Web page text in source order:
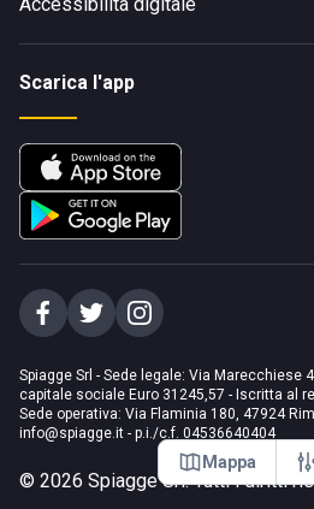
Mappa
Scarica l'app
Spiagge Srl - Sede legale: Via Marecchiese
capitale sociale Euro 31245,57 - Iscritta al
Sede operativa: Via Flaminia 180, 47924
info@spiagge.it - p.i./c.f. 04536640404
© 2026 Spiagge Srl. Tutti i diritti